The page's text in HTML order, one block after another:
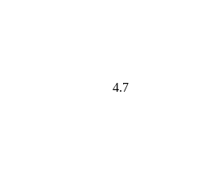
4.7